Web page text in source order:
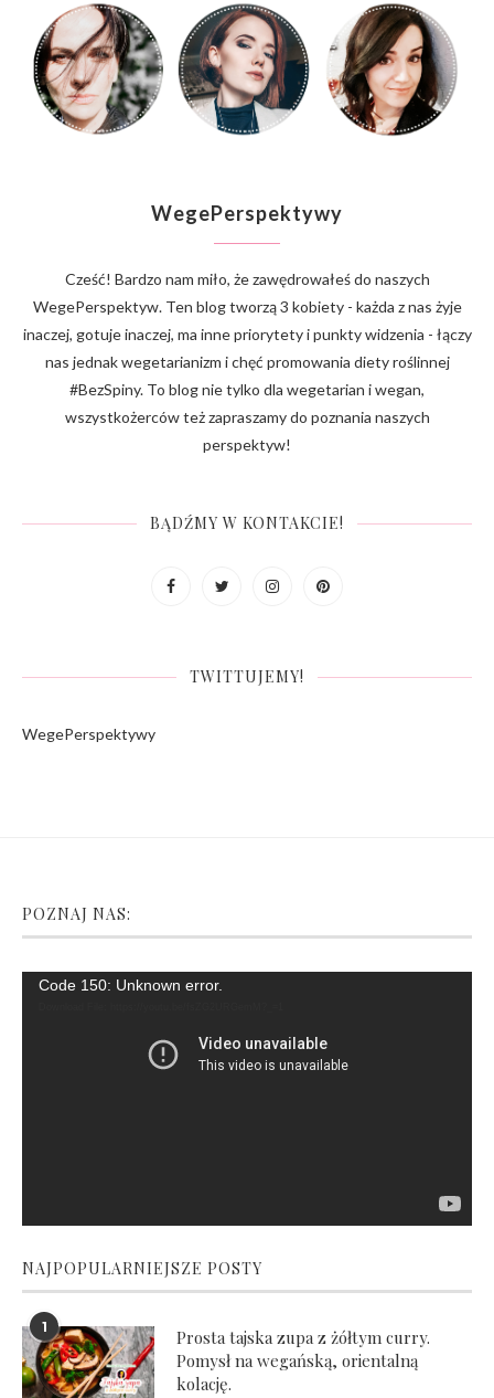
WegePerspektywy
Cześć! Bardzo nam miło, że zawędrowałeś do naszych
WegePerspektyw. Ten blog tworzą 3 kobiety - każda z nas żyje
inaczej, gotuje inaczej, ma inne priorytety i punkty widzenia - łączy
nas jednak wegetarianizm i chęć promowania diety roślinnej
#BezSpiny. To blog nie tylko dla wegetarian i wegan,
wszystkożerców też zapraszamy do poznania naszych
perspektyw!
BĄDŹMY W KONTAKCIE!
TWITTUJEMY!
WegePerspektywy
POZNAJ NAS:
Video
Code 150: Unknown error.
NAJPOPULARNIEJSZE POSTY
1
Prosta tajska zupa z żółtym curry.
Pomysł na wegańską, orientalną
kolację.